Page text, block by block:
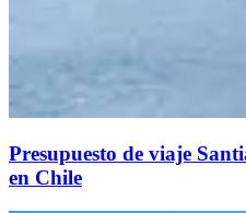
Presupuesto de viaje
en Chile